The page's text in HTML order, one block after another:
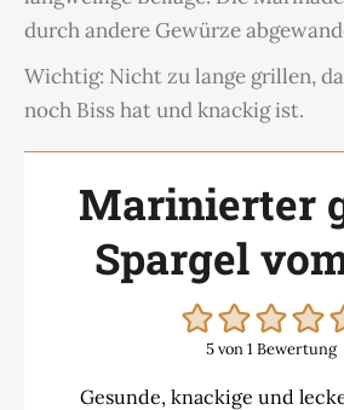
durch andere Gewürze
Wichtig: Nicht zu lange grillen,
noch Biss hat und knackig ist.
Marinierter
Spargel
5von 1 Bewertung
Gesunde, knackige und